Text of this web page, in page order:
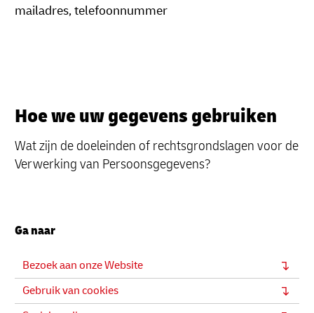
mailadres, telefoonnummer
Hoe we uw gegevens gebruiken
Wat zijn de doeleinden of rechtsgrondslagen voor de
Verwerking van Persoonsgegevens?
Ga naar
Bezoek aan onze Website
Gebruik van cookies